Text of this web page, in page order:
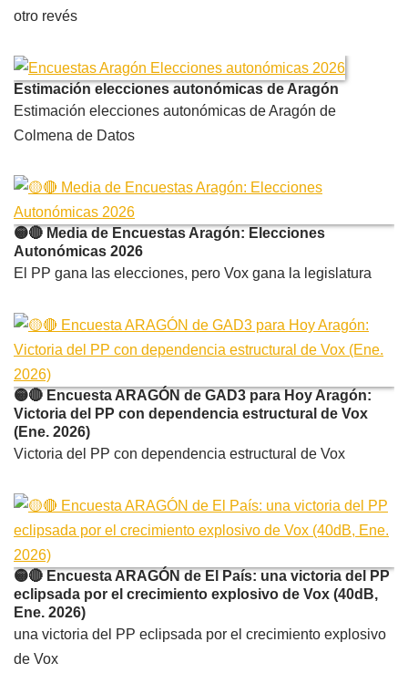
otro revés
Estimación elecciones autonómicas de Aragón
Estimación elecciones autonómicas de Aragón de
Colmena de Datos
🟡🔴 Media de Encuestas Aragón: Elecciones
Autonómicas 2026
El PP gana las elecciones, pero Vox gana la legislatura
🟡🔴 Encuesta ARAGÓN de GAD3 para Hoy Aragón:
Victoria del PP con dependencia estructural de Vox
(Ene. 2026)
Victoria del PP con dependencia estructural de Vox
🟡🔴 Encuesta ARAGÓN de El País: una victoria del PP
eclipsada por el crecimiento explosivo de Vox (40dB,
Ene. 2026)
una victoria del PP eclipsada por el crecimiento explosivo
de Vox